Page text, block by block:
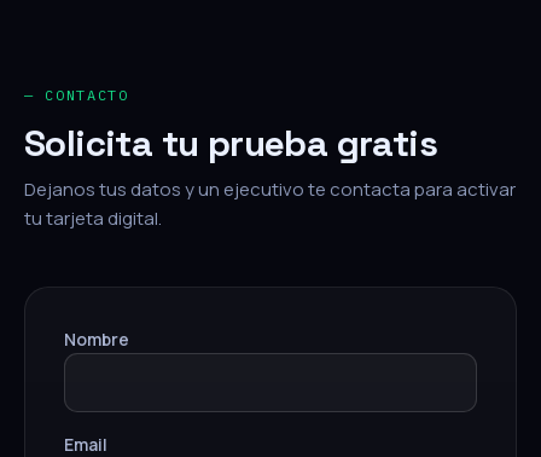
— CONTACTO
Solicita tu prueba gratis
Dejanos tus datos y un ejecutivo te contacta para activar
tu tarjeta digital.
Nombre
Email